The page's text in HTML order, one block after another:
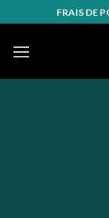
to
content
FRAIS DE